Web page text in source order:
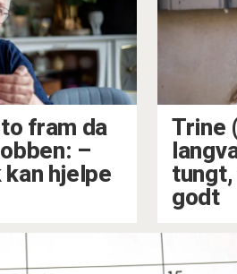
fram da
–
kan hjelpe
Trine
godt